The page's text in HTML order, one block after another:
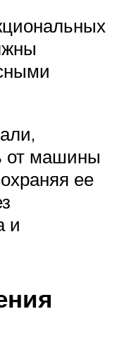
от машины
ее
и